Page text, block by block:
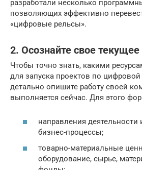
разработали несколько
позволяющих эффективно
«цифровые рельсы».
2. Осознайте свое
Чтобы точно знать, какими
для запуска проектов по
детально опишите работу своей
выполняется сейчас. Для этого
направления
бизнес-процессы;
товарно-материальные
оборудование, сырье,